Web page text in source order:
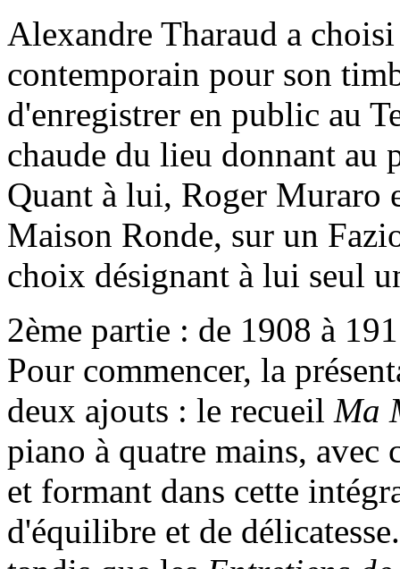
Alexandre Tharaud a
contemporain pour son
d'enregistrer en public au
chaude du lieu donnant au
Quant à lui, Roger Muraro
Maison Ronde, sur un
choix désignant à lui seul
2ème partie : de 1908 à
Pour commencer, la
deux ajouts : le recueil Ma
piano à quatre mains, avec
et formant dans cette
d'équilibre et de